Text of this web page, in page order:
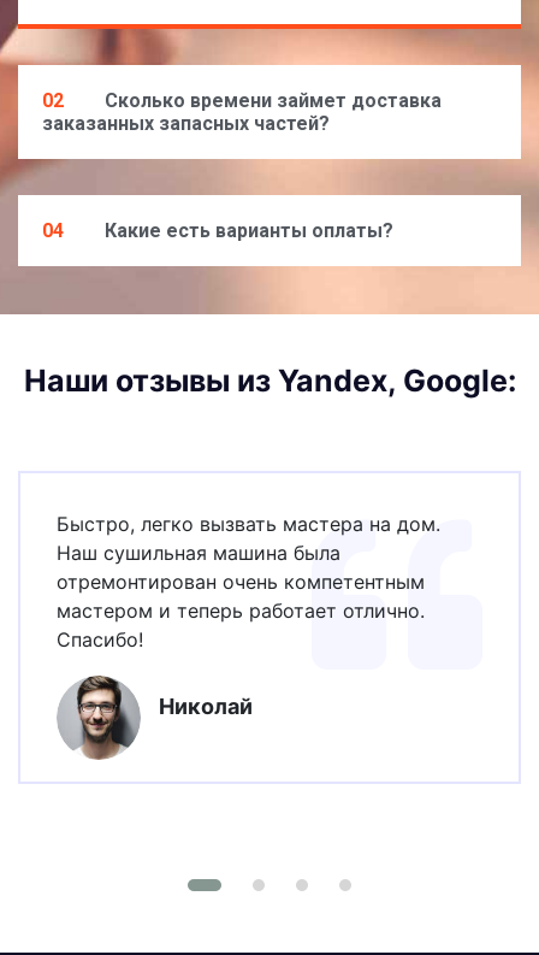
02
Сколько времени займет доставка
заказанных запасных частей?
04 Какие есть варианты оплаты?
Наши отзывы из Yandex, Google:
Быстро, легко вызвать мастера на дом.
Наш сушильная машина была
отремонтирован очень компетентным
мастером и теперь работает отлично.
Спасибо!
Николай